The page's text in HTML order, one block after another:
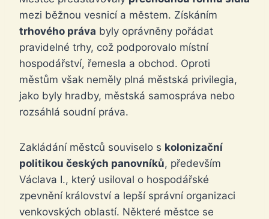
mezi běžnou vesnicí a městem. Získáním
trhového práva byly oprávněny pořádat
pravidelné trhy, což podporovalo místní
hospodářství, řemesla a obchod. Oproti
městům však neměly plná městská privilegia,
jako byly hradby, městská samospráva nebo
rozsáhlá soudní práva.
Zakládání městců souviselo s kolonizační
politikou českých panovníků, především
Václava I., který usiloval o hospodářské
zpevnění království a lepší správní organizaci
venkovských oblastí. Některé městce se